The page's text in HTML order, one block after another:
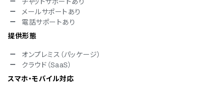
メールサポートあり
電話サポートあり
提供形態
オンプレミス（パッケージ）
クラウド（SaaS）
スマホ・モバイル対応